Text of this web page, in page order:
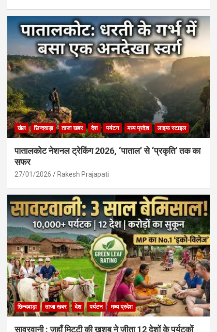
खेल छिन्दवाड़ा ताजा खबर देश पर्यटन मध्य प्रदेश लाइफ स्टाइल
पातालकोट नेशनल ट्रेकिंग 2026, ‘पाताल’ से ‘प्रकृति’ तक का
सफर
27/01/2026 Rakesh Prajapati
छिन्दवाड़ा ताजा खबर देश पर्यटन मध्य प्रदेश
सावरवानी : जहाँ मिट्टी की खुशबू ने जीता 12 देशों के पर्यटकों